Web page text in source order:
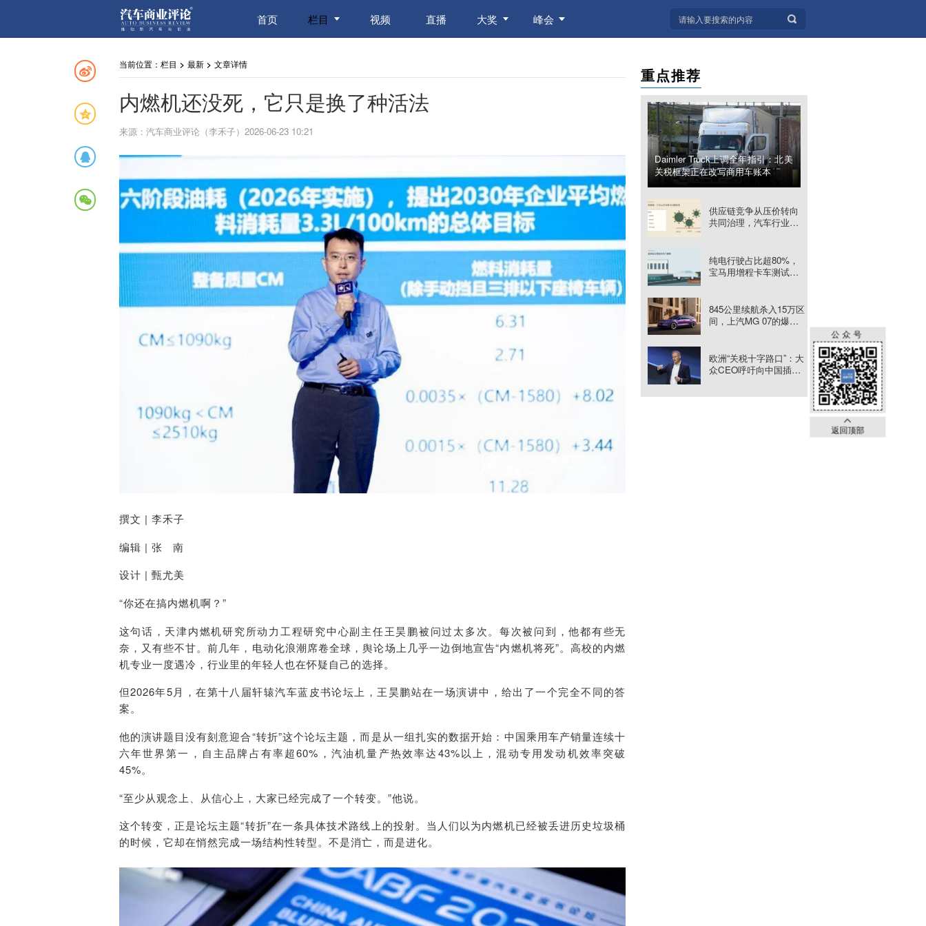
首页 栏目 视频 直播 大奖 峰会
公众号
返回顶部
当前位置： 栏目 > 最新 > 文章详情
内燃机还没死，它只是换了种活法
来源：汽车商业评论（李禾子）2026-06-23 10:21
撰文 | 李禾子
编辑 | 张 南
设计 | 甄尤美
“你还在搞内燃机啊？”
这句话，天津内燃机研究所动力工程研究中心副主任王昊鹏被问过太多次。每次被问到，他都有些无
奈，又有些不甘。前几年，电动化浪潮席卷全球，舆论场上几乎一边倒地宣告“内燃机将死”。高校的内燃
机专业一度遇冷，行业里的年轻人也在怀疑自己的选择。
但2026年5月，在第十八届轩辕汽车蓝皮书论坛上，王昊鹏站在一场演讲中，给出了一个完全不同的答
案。
他的演讲题目没有刻意迎合“转折”这个论坛主题，而是从一组扎实的数据开始：中国乘用车产销量连续十
六年世界第一，自主品牌占有率超60%，汽油机量产热效率达43%以上，混动专用发动机效率突破
45%。
“至少从观念上、从信心上，大家已经完成了一个转变。”他说。
这个转变，正是论坛主题“转折”在一条具体技术路线上的投射。当人们以为内燃机已经被丢进历史垃圾桶
的时候，它却在悄然完成一场结构性转型。不是消亡，而是进化。
重点推荐
Daimler Truck上调全年指引：北美
关税框架正在改写商用车账本
供应链竞争从压价转向
共同治理，汽车行业重
纯电行驶占比超80%，
宝马用增程卡车测试长
845公里续航杀入15万区
间，上汽MG 07的爆款
欧洲“关税十字路口”：大
众CEO呼吁向中国插混